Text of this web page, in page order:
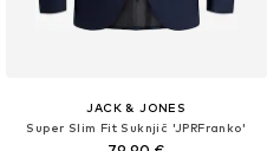
JACK & JONES
Super Slim Fit Suknjič 'JPRFranko'